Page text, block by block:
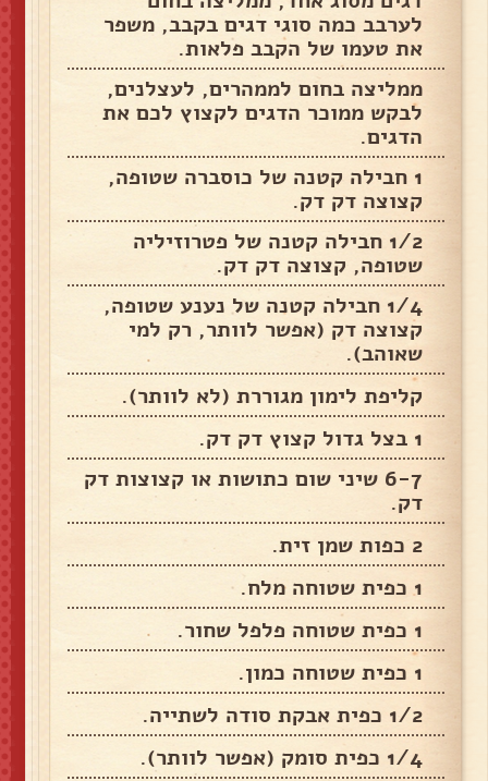
לערבב כמה סוגי דגים בקבב, משפר
את טעמו של הקבב פלאות.
ממליצה בחום לממהרים, לעצלנים,
לבקש ממוכר הדגים לקצוץ לכם את
הדגים.
1 חבילה קטנה של כוסברה שטופה,
קצוצה דק דק.
1/2 חבילה קטנה של פטרוזיליה
שטופה, קצוצה דק דק.
1/4 חבילה קטנה של נענע שטופה,
קצוצה דק (אפשר לוותר, רק למי
שאוהב).
קליפת לימון מגוררת (לא לוותר).
1 בצל גדול קצוץ דק דק.
6-7 שיני שום כתושות או קצוצות דק
דק.
2 כפות שמן זית.
1 כפית שטוחה מלח.
1 כפית שטוחה פלפל שחור.
1 כפית שטוחה כמון.
1/2 כפית אבקת סודה לשתייה.
1/4 כפית סומק (אפשר לוותר).